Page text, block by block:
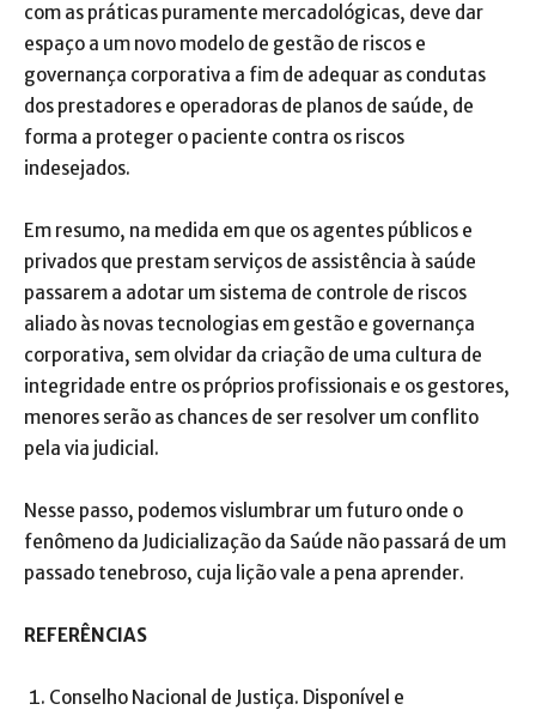
com as práticas puramente mercadológicas, deve dar
espaço a um novo modelo de gestão de riscos e
governança corporativa a fim de adequar as condutas
dos prestadores e operadoras de planos de saúde, de
forma a proteger o paciente contra os riscos
indesejados.
Em resumo, na medida em que os agentes públicos e
privados que prestam serviços de assistência à saúde
passarem a adotar um sistema de controle de riscos
aliado às novas tecnologias em gestão e governança
corporativa, sem olvidar da criação de uma cultura de
integridade entre os próprios profissionais e os gestores,
menores serão as chances de ser resolver um conflito
pela via judicial.
Nesse passo, podemos vislumbrar um futuro onde o
fenômeno da Judicialização da Saúde não passará de um
passado tenebroso, cuja lição vale a pena aprender.
REFERÊNCIAS
Conselho Nacional de Justiça. Disponível e